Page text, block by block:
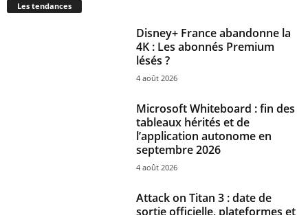
Les tendances
Disney+ France abandonne la
4K : Les abonnés Premium
lésés ?
4 août 2026
Microsoft Whiteboard : fin des
tableaux hérités et de
l’application autonome en
septembre 2026
4 août 2026
Attack on Titan 3 : date de
sortie officielle, plateformes et